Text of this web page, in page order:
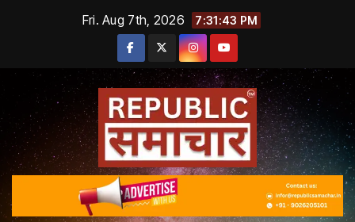
Fri. Aug 7th, 2026 7:31:44 PM